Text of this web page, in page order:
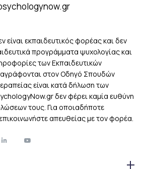
εκπαιδευτικός φορέας και δεν
προγράμματα ψυχολογίας και
των Εκπαιδευτικών
στον Οδηγό Σπουδών
είναι κατά δήλωση των
δεν φέρει καμία ευθύνη
τους. Για οποιαδήποτε
απευθείας με τον φορέα.